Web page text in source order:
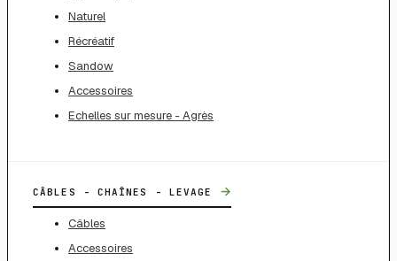
Naturel
Récréatif
Sandow
Accessoires
Echelles sur mesure - Agrès
CÂBLES - CHAÎNES - LEVAGE →
Câbles
Accessoires